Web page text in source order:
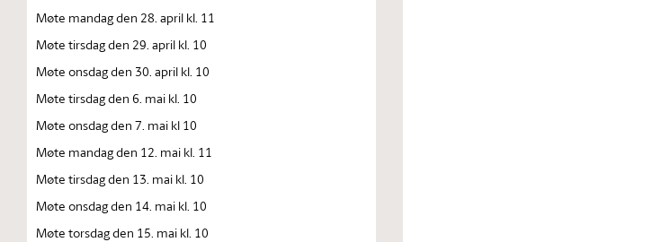
Møte mandag den 28. april kl. 11
Møte tirsdag den 29. april kl. 10
Møte onsdag den 30. april kl. 10
Møte tirsdag den 6. mai kl. 10
Møte onsdag den 7. mai kl 10
Møte mandag den 12. mai kl. 11
Møte tirsdag den 13. mai kl. 10
Møte onsdag den 14. mai kl. 10
Møte torsdag den 15. mai kl. 10